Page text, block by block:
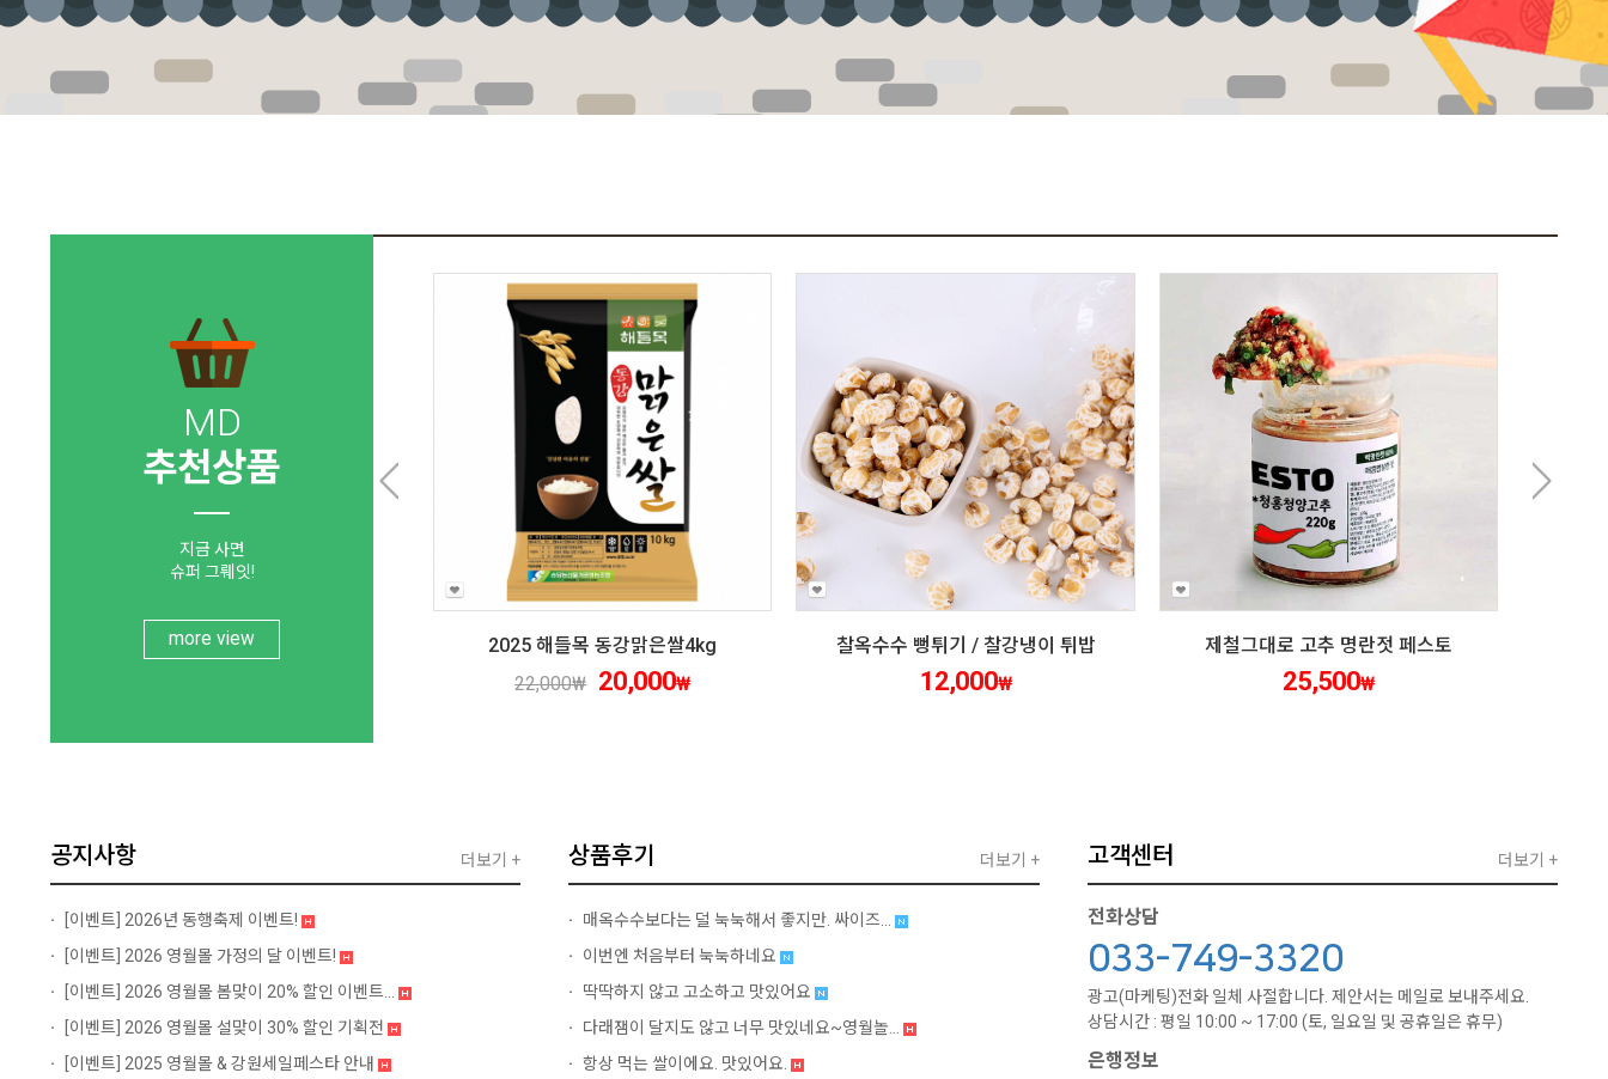
MD
추천상품
지금 사면
슈퍼 그뤠잇!
more view
2025 해들목 동강맑은쌀4kg
22,000₩ 20,000₩
찰옥수수 뻥튀기 / 찰강냉이 튀밥
12,000₩
제철그대로 고추 명란젓 페스토
25,500₩
공지사항
[이벤트] 2026년 동행축제 이벤트!
[이벤트] 2026 영월몰 가정의 달 이벤트!
[이벤트] 2026 영월몰 봄맞이 20% 할인 이벤트...
[이벤트] 2026 영월몰 설맞이 30% 할인 기획전
[이벤트] 2025 영월몰 & 강원세일페스타 안내
더보기 + 상품후기
매옥수수보다는 덜 눅눅해서 좋지만. 싸이즈...
이번엔 처음부터 눅눅하네요
딱딱하지 않고 고소하고 맛있어요
다래잼이 달지도 않고 너무 맛있네요~영월놀...
항상 먹는 쌀이에요. 맛있어요.
더보기 + 고객센터
전화상담
033-749-3320
광고(마케팅)전화 일체 사절합니다. 제안서는 메일로 보내주세요.
상담시간 : 평일 10:00 ~ 17:00 (토, 일요일 및 공휴일은 휴무)
은행정보
더보기 +